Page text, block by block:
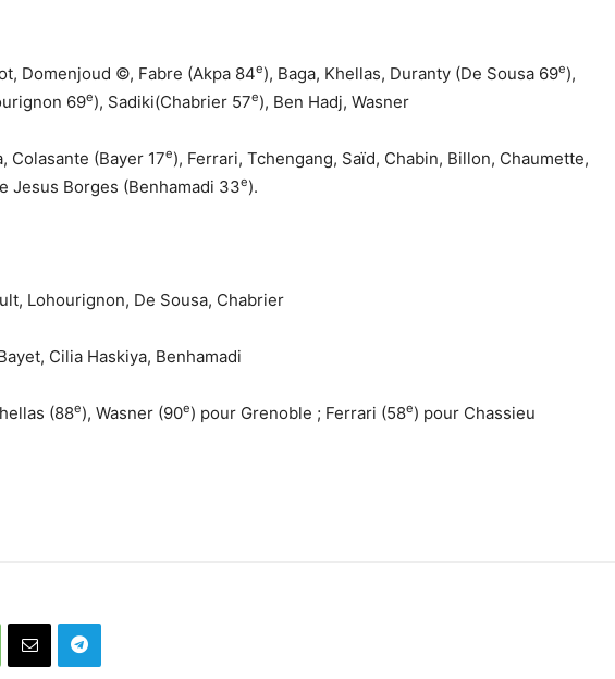
Domenjoud ©, Fabre (Akpa 84e), Baga, Khellas, Duranty (De Sousa 69e),
69e), Sadiki(Chabrier 57e), Ben Hadj, Wasner
Colasante (Bayer 17e), Ferrari, Tchengang, Saïd, Chabin, Billon, Chaumette,
Jesus Borges (Benhamadi 33e).
Lohourignon, De Sousa, Chabrier
Cilia Haskiya, Benhamadi
(88e), Wasner (90e) pour Grenoble ; Ferrari (58e) pour Chassieu